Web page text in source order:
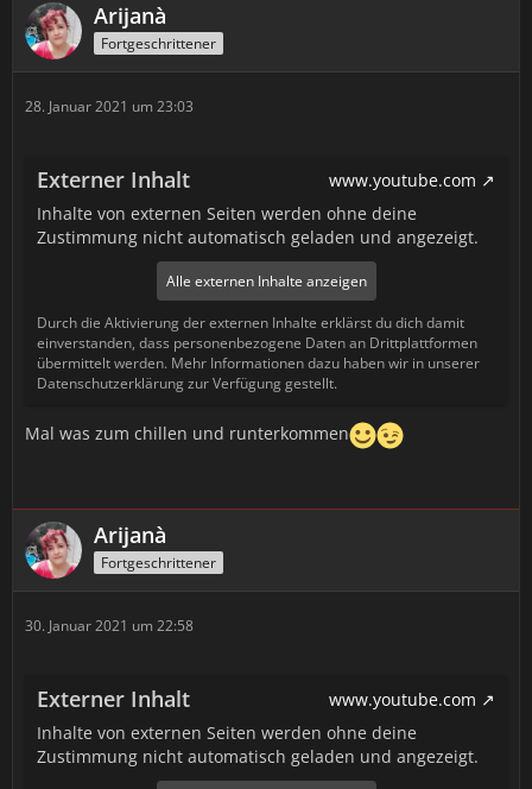
Arijanà
Fortgeschrittener
28. Januar 2021 um 23:03
Externer Inhalt
www.youtube.com
Inhalte von externen Seiten werden ohne deine
Zustimmung nicht automatisch geladen und angezeigt.
Alle externen Inhalte anzeigen
Durch die Aktivierung der externen Inhalte erklärst du dich damit
einverstanden, dass personenbezogene Daten an Drittplattformen
übermittelt werden. Mehr Informationen dazu haben wir in unserer
Datenschutzerklärung zur Verfügung gestellt.
Mal was zum chillen und runterkommen
Arijanà
Fortgeschrittener
30. Januar 2021 um 22:58
Externer Inhalt
www.youtube.com
Inhalte von externen Seiten werden ohne deine
Zustimmung nicht automatisch geladen und angezeigt.